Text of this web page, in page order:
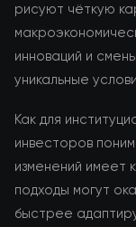
рисуют чёткую
инноваций и
уникальные
Как для
инвесторов
изменений имеет
подходы могут
быстрее